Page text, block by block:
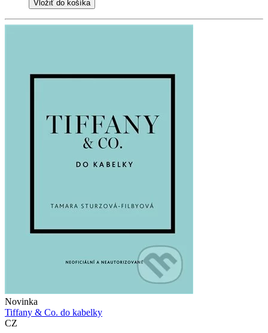
Vložiť do košíka
Novinka
Tiffany & Co. do kabelky
CZ